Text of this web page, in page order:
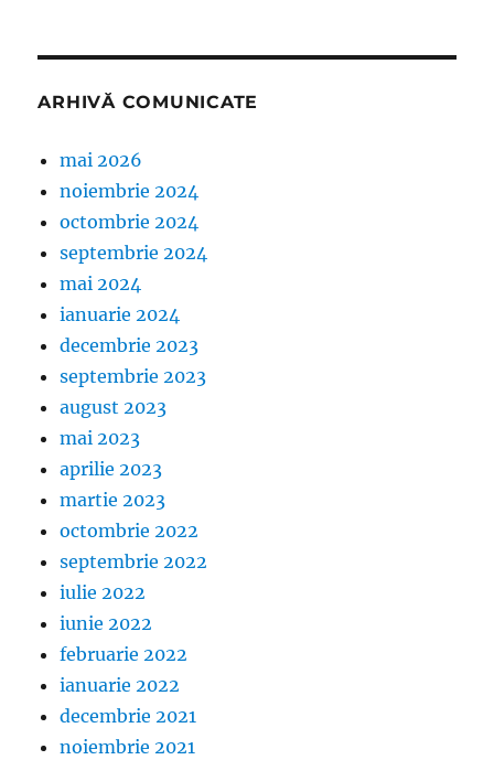
ARHIVĂ COMUNICATE
mai 2026
noiembrie 2024
octombrie 2024
septembrie 2024
mai 2024
ianuarie 2024
decembrie 2023
septembrie 2023
august 2023
mai 2023
aprilie 2023
martie 2023
octombrie 2022
septembrie 2022
iulie 2022
iunie 2022
februarie 2022
ianuarie 2022
decembrie 2021
noiembrie 2021